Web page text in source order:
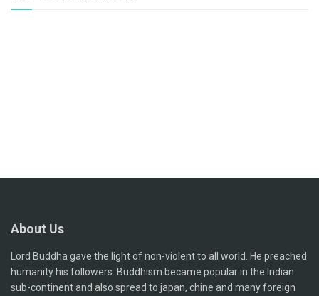
About Us
Lord Buddha gave the light of non-violent to all world. He preached
humanity his followers. Buddhism became popular in the Indian
sub-continent and also spread to japan, chine and many foreign